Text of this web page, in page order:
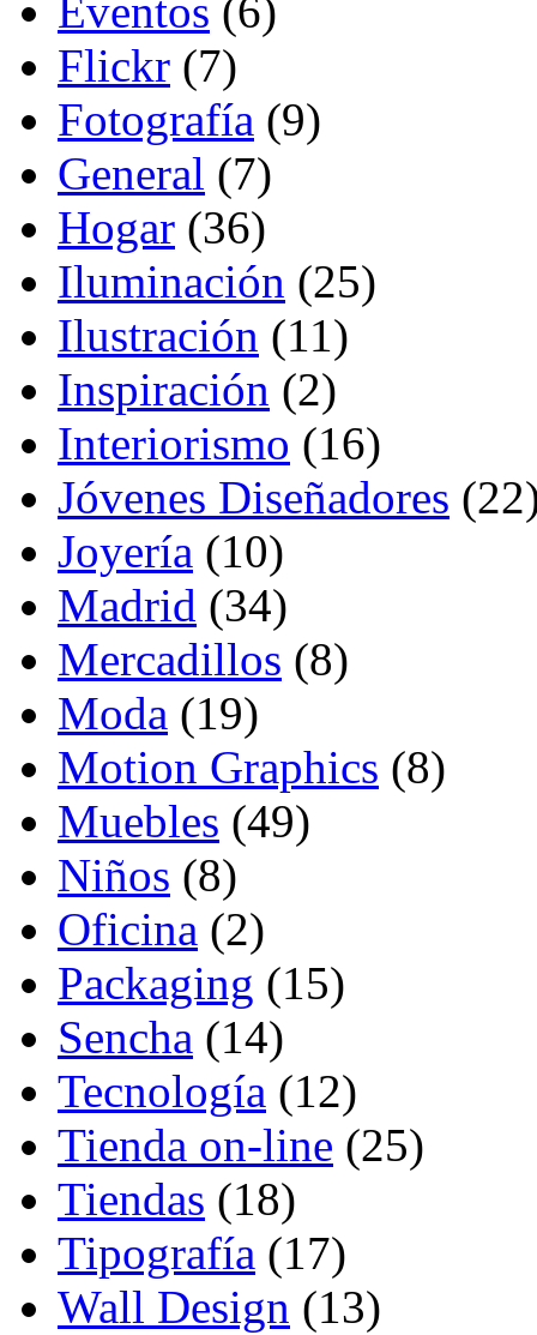
Eventos (6)
Flickr (7)
Fotografía (9)
General (7)
Hogar (36)
Iluminación (25)
Ilustración (11)
Inspiración (2)
Interiorismo (16)
Jóvenes Diseñadores
Joyería (10)
Madrid (34)
Mercadillos (8)
Moda (19)
Motion Graphics (8)
Muebles (49)
Niños (8)
Oficina (2)
Packaging (15)
Sencha (14)
Tecnología (12)
Tienda on-line (25)
Tiendas (18)
Tipografía (17)
Wall Design (13)